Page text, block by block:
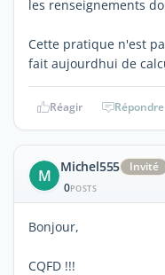
les renseignements
Cette pratique n'est
fait aujourdhui de
Réagir Répondre
M Michel555
Invité
0POSTS
Bonjour,
CQFD !!!